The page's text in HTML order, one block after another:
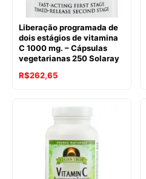
Liberação programada de
dois estágios de vitamina
C 1000 mg. – Cápsulas
vegetarianas 250 Solaray
O
R$395,40.
R$262,65O
atual
é:
R$262,65.